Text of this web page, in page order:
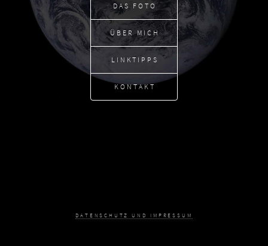
DAS FOTO
ÜBER MICH
LINKTIPPS
KONTAKT
DATENSCHUTZ UND IMPRESSUM